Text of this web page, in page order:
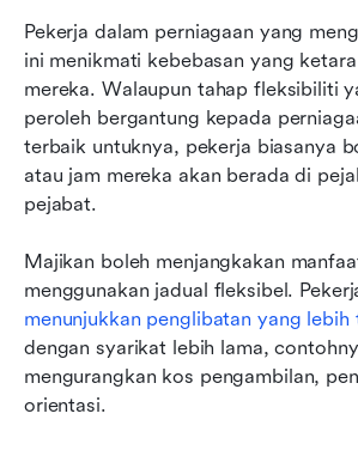
Pekerja dalam perniagaan yang
ini menikmati kebebasan yang
mereka. Walaupun tahap fleksibiliti
peroleh bergantung kepada
terbaik untuknya, pekerja biasanya
atau jam mereka akan berada di
pejabat.
Majikan boleh menjangkakan
menunjukkan penglibatan yang lebih
dengan syarikat lebih lama,
mengurangkan kos pengambilan,
orientasi.